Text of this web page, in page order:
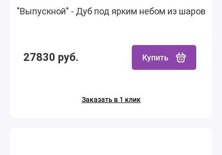
"Выпускной" - Дуб под ярким небом из шаров
27830 руб. Купить
Заказать в 1 клик